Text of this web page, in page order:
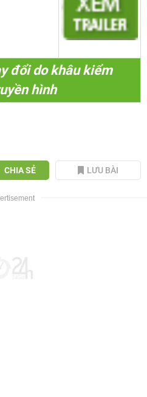
đổi do khâu kiểm
hình
CHIA SẺ LƯU BÀI